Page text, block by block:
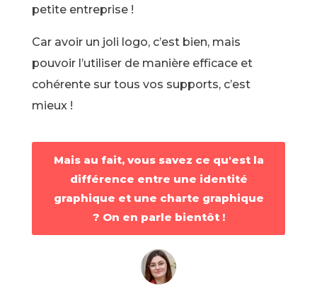
petite entreprise !
Car avoir un joli logo, c’est bien, mais
pouvoir l’utiliser de manière efficace et
cohérente sur tous vos supports, c’est
mieux !
Mais au fait, vous savez ce qu'est la
différence entre une identité
graphique et une charte graphique
? On en parle bientôt !